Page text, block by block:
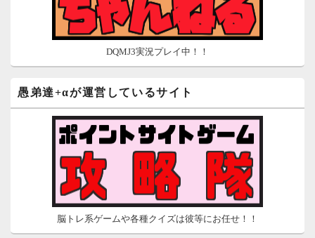
DQMJ3実況プレイ中！！
愚弟達+αが運営しているサイト
脳トレ系ゲームや各種クイズは彼等にお任せ！！